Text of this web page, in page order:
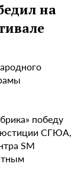
на
победу
юстиции СГЮА,
SM